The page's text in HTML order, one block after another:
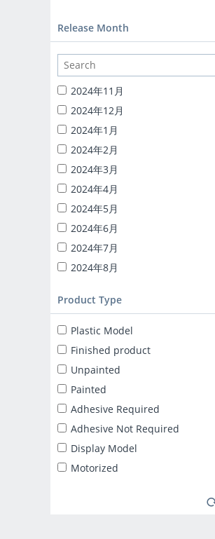
DEKOTORA PARTS
1/64 MINIDEKO NEXT
1/24 CATERING MACHINES
1/32 RC TRUCK-YAROU
1/24 INITIAL-D
BACK TO THE FUTURE
KNIGHT RIDER
1/24 DETAIL UP PARTS
BLIND BOX TOY
Capsule toy
MINICAR 1/18
MINICAR 1/43
Release Month
2024年11月
2024年12月
2024年1月
2024年2月
2024年3月
2024年4月
2024年5月
2024年6月
2024年7月
2024年8月
2025年10月
2025年11月
2025年12月
2025年1月
2025年2月
2025年3月
2025年4月
2025年5月
2025年6月
Product Type
Plastic Model
Finished product
Unpainted
Painted
Adhesive Required
Adhesive Not Required
Display Model
Motorized